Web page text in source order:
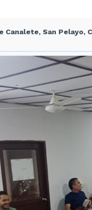
San Pelayo,